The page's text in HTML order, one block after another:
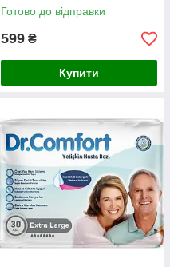
Готово до відправки
599 ₴
Купити